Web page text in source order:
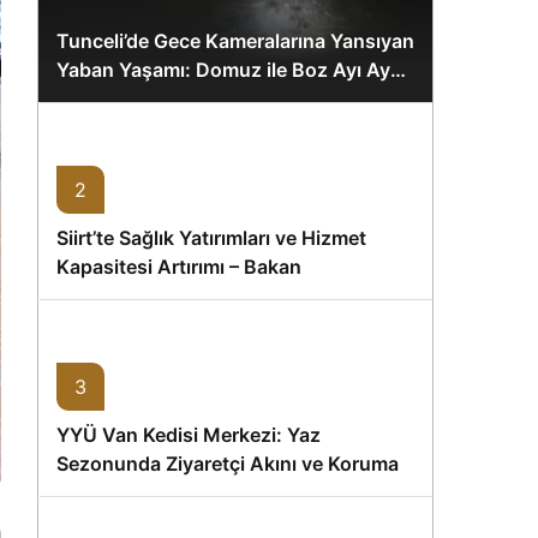
Tunceli’de Gece Kameralarına Yansıyan
Yaban Yaşamı: Domuz ile Boz Ayı Aynı
Karede
2
Siirt’te Sağlık Yatırımları ve Hizmet
Kapasitesi Artırımı – Bakan
Memişoğlu’nun Ziyareti
3
YYÜ Van Kedisi Merkezi: Yaz
Sezonunda Ziyaretçi Akını ve Koruma
Vurgusu